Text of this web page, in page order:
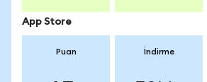
App Store
Puan İndirme